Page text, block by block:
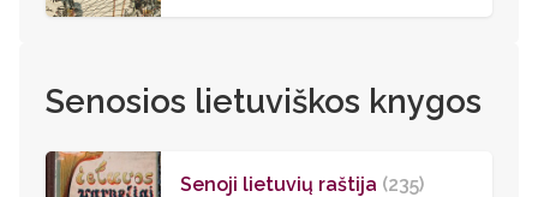
Senosios lietuviškos knygos
Senoji lietuvių raštija (235)